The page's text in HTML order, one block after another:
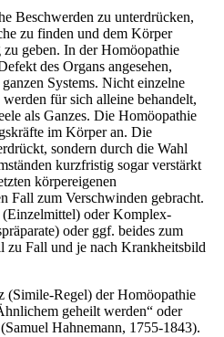
Beschwerden zu unterdrücken,
zu finden und dem Körper
geben. In der Homöopathie
des Organs angesehen,
Systems. Nicht einzelne
für sich alleine behandelt,
als Ganzes. Die Homöopathie
im Körper an. Die
sondern durch die Wahl
kurzfristig sogar verstärkt
körpereigenen
Fall zum Verschwinden gebracht.
oder Komplex-
oder ggf. beides zum
zu Fall und je nach Krankheitsbild
(Simile-Regel) der Homöopathie
geheilt werden“ oder
Hahnemann, 1755-1843).